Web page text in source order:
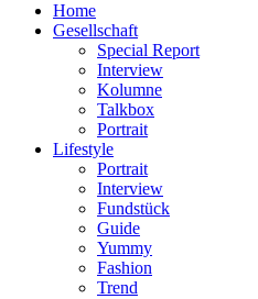
Home
Gesellschaft
Special Report
Interview
Kolumne
Talkbox
Portrait
Lifestyle
Portrait
Interview
Fundstück
Guide
Yummy
Fashion
Trend